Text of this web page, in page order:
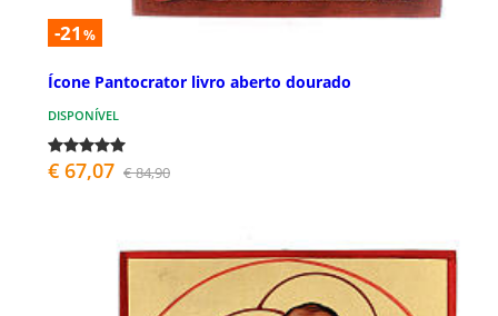
-21 %
Ícone Pantocrator livro aberto dourado
DISPONÍVEL
€ 67,07 € 84,90